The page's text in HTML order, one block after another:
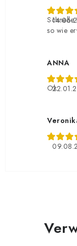
Schnelle
so wie
ANNA
Ok